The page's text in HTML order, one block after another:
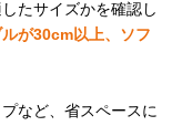
たサイズかを確認し
が30cm以上、ソフ
など、省スペースに